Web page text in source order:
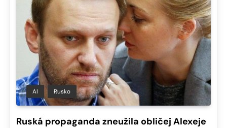
AI Rusko
Ruská propaganda zneužila obličej Alexeje